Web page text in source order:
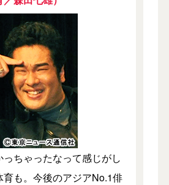
ちゃったなって感じがし
育も。今後のアジアNo.1俳